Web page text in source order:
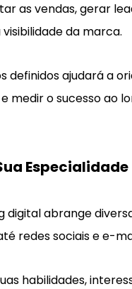
as vendas, gerar
da marca.
definidos ajudará a
medir o sucesso ao
Especialidade
digital abrange
redes sociais e e-
habilidades,